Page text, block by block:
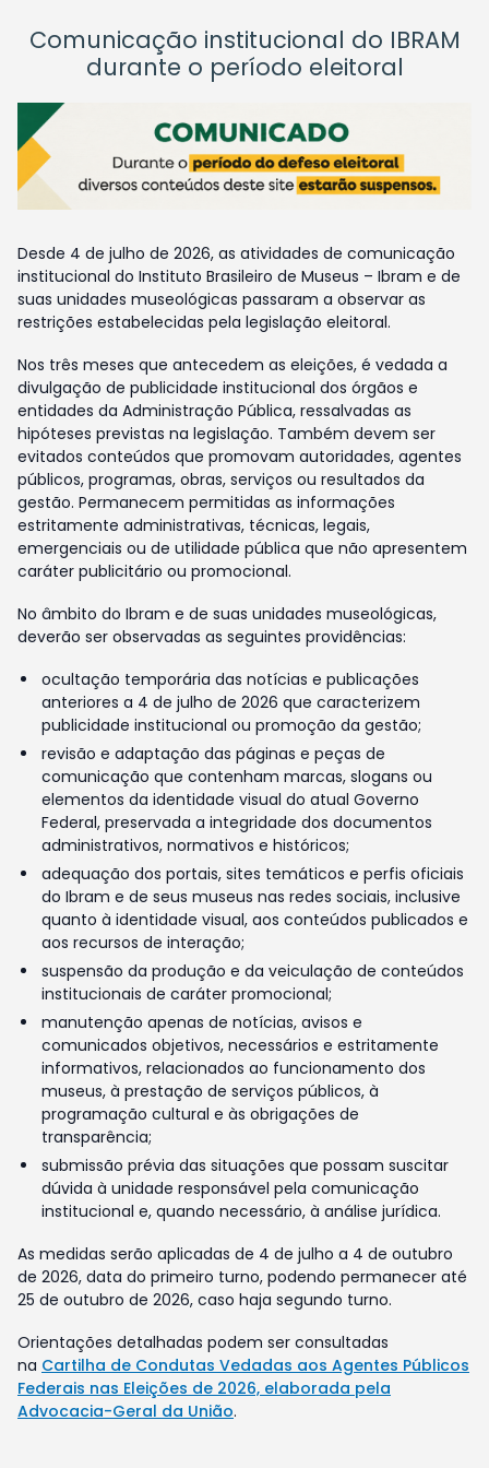
Comunicação institucional do IBRAM
durante o período eleitoral
Desde 4 de julho de 2026, as atividades de comunicação
institucional do Instituto Brasileiro de Museus – Ibram e de
suas unidades museológicas passaram a observar as
restrições estabelecidas pela legislação eleitoral.
Nos três meses que antecedem as eleições, é vedada a
divulgação de publicidade institucional dos órgãos e
entidades da Administração Pública, ressalvadas as
hipóteses previstas na legislação. Também devem ser
evitados conteúdos que promovam autoridades, agentes
públicos, programas, obras, serviços ou resultados da
gestão. Permanecem permitidas as informações
estritamente administrativas, técnicas, legais,
emergenciais ou de utilidade pública que não apresentem
caráter publicitário ou promocional.
No âmbito do Ibram e de suas unidades museológicas,
deverão ser observadas as seguintes providências:
ocultação temporária das notícias e publicações
anteriores a 4 de julho de 2026 que caracterizem
publicidade institucional ou promoção da gestão;
revisão e adaptação das páginas e peças de
comunicação que contenham marcas, slogans ou
elementos da identidade visual do atual Governo
Federal, preservada a integridade dos documentos
administrativos, normativos e históricos;
adequação dos portais, sites temáticos e perfis oficiais
do Ibram e de seus museus nas redes sociais, inclusive
quanto à identidade visual, aos conteúdos publicados e
aos recursos de interação;
suspensão da produção e da veiculação de conteúdos
institucionais de caráter promocional;
manutenção apenas de notícias, avisos e
comunicados objetivos, necessários e estritamente
informativos, relacionados ao funcionamento dos
museus, à prestação de serviços públicos, à
programação cultural e às obrigações de
transparência;
submissão prévia das situações que possam suscitar
dúvida à unidade responsável pela comunicação
institucional e, quando necessário, à análise jurídica.
As medidas serão aplicadas de 4 de julho a 4 de outubro
de 2026, data do primeiro turno, podendo permanecer até
25 de outubro de 2026, caso haja segundo turno.
Orientações detalhadas podem ser consultadas
na Cartilha de Condutas Vedadas aos Agentes Públicos
Federais nas Eleições de 2026, elaborada pela
Advocacia-Geral da União.